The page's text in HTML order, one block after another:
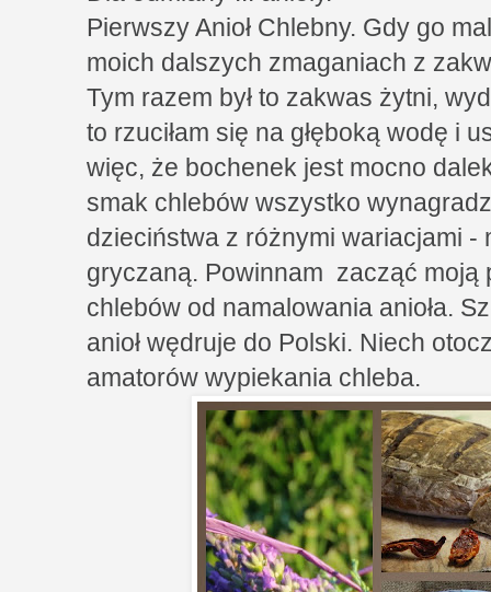
Pierwszy Anioł Chlebny. Gdy go
moich dalszych zmaganiach z
Tym razem był to zakwas żytni,
to rzuciłam się na głęboką wodę i
więc, że bochenek jest mocno
smak chlebów wszystko
dzieciństwa z różnymi wariacjami -
gryczaną. Powinnam zacząć moją
chlebów od namalowania anioła.
anioł wędruje do Polski. Niech
amatorów wypiekania chleba.